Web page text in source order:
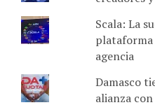
Scala: La
plataforma
agencia
Damasco
alianza con